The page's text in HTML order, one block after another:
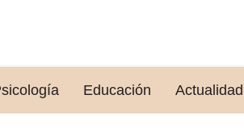
Educación Actualidad